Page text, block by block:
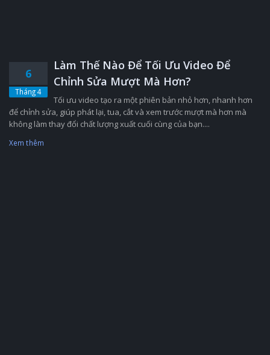
6
Tháng 4
Làm Thế Nào Để Tối Ưu Video Để
Chỉnh Sửa Mượt Mà Hơn?
Tối ưu video tạo ra một phiên bản nhỏ hơn, nhanh hơn
để chỉnh sửa, giúp phát lại, tua, cắt và xem trước mượt mà hơn mà
không làm thay đổi chất lượng xuất cuối cùng của bạn....
Xem thêm